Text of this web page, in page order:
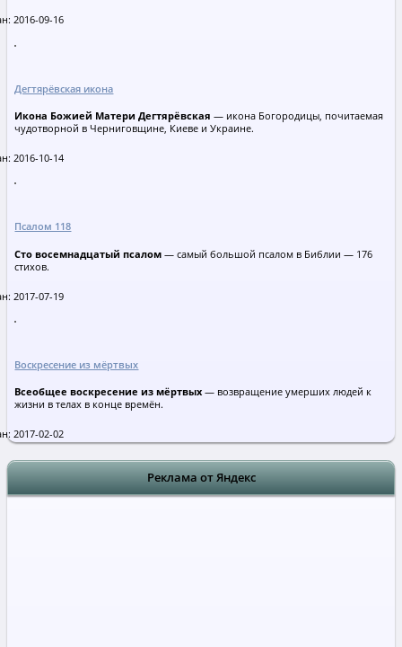
2016-09-16
Дегтярёвская икона
Икона Божией Матери Дегтярёвская — икона Богородицы, почитаемая
чудотворной в Черниговщине, Киеве и Украине.
2016-10-14
Псалом 118
Сто восемнадцатый псалом — самый большой псалом в Библии — 176
стихов.
2017-07-19
Воскресение из мёртвых
Всеобщее воскресение из мёртвых — возвращение умерших людей к
жизни в телах в конце времён.
2017-02-02
Реклама от Яндекс